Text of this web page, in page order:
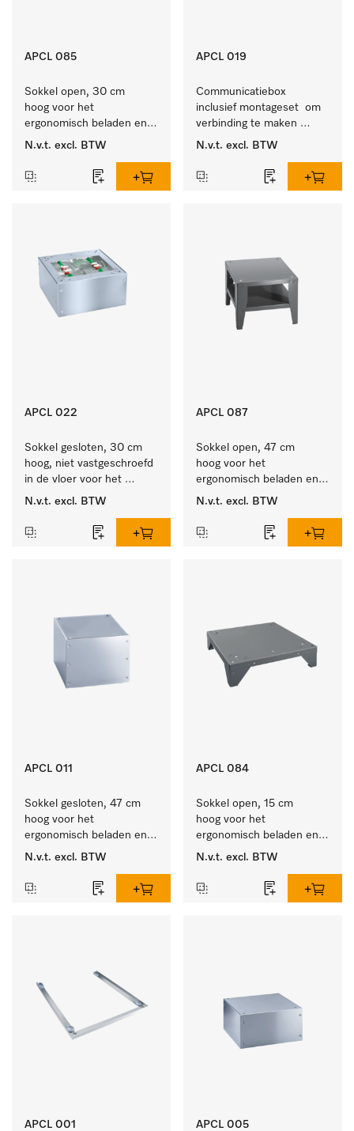
APCL 085
Sokkel open, 30 cm
hoog voor het
ergonomisch beladen en
ontladen van de
N.v.t. excl. BTW
APCL 019
Communicatiebox
inclusief montageset  om
verbinding te maken
tussen
en externe systemen.
N.v.t. excl. BTW
APCL 022
Sokkel gesloten, 30 cm
hoog, niet vastgeschroefd
in de vloer voor het
ergonomisch beladen en
en droger.
N.v.t. excl. BTW
APCL 087
Sokkel open, 47 cm
hoog voor het
ergonomisch beladen en
ontladen van de
N.v.t. excl. BTW
APCL 011
Sokkel gesloten, 47 cm
hoog voor het
ergonomisch beladen en
legen van de wasmachine
N.v.t. excl. BTW
APCL 084
Sokkel open, 15 cm
hoog voor het
ergonomisch beladen en
ontladen van de
N.v.t. excl. BTW
APCL 001 APCL 005